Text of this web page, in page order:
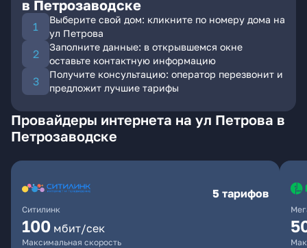
в Петрозаводске
Выберите свой дом: кликните по номеру дома на
ул Петрова
Заполните данные: в открывшемся окне
оставьте контактную информацию
Получите консультацию: оператор перезвонит и
предложит лучшие тарифы
Провайдеры интернета на ул Петрова в
Петрозаводске
Ситилинк
5 тарифов
100 мбит/сек
Максимальная скорость